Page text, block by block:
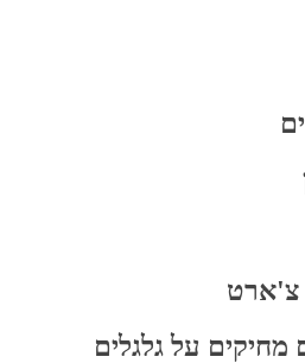
צ'ארט
מחיקים על גלגלים